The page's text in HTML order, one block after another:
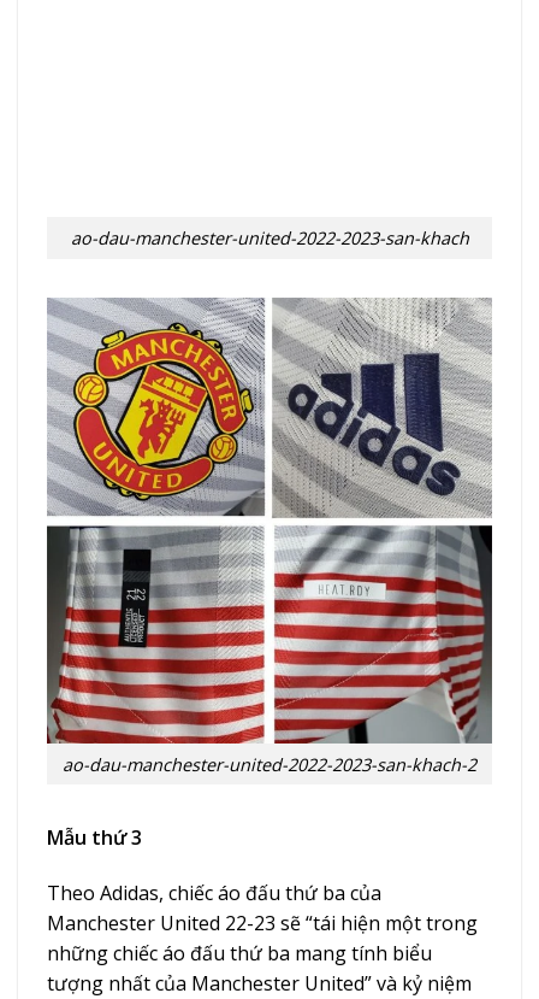
ao-dau-manchester-united-2022-2023-san-khach
ao-dau-manchester-united-2022-2023-san-khach-2
Mẫu thứ 3
Theo Adidas, chiếc áo đấu thứ ba của
Manchester United 22-23 sẽ “tái hiện một trong
những chiếc áo đấu thứ ba mang tính biểu
tượng nhất của Manchester United” và kỷ niệm